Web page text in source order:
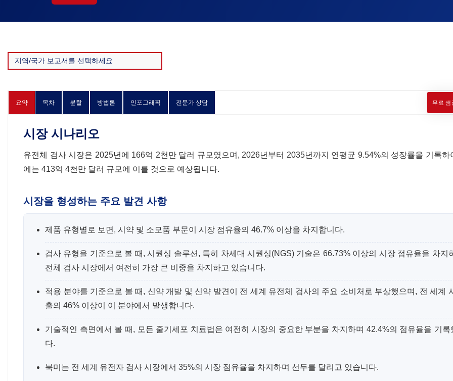
요약 목차 분할 방법론 인포그래픽 전문가 상담 무료 샘
시장 시나리오
유전체 검사 시장은 2025년에 166억 2천만 달러 규모였으며, 2026년부터 2035년까지 연평균 9.54%의 성장률을 기록하
에는 413억 4천만 달러 규모에 이를 것으로 예상됩니다.
시장을 형성하는 주요 발견 사항
제품 유형별로 보면, 시약 및 소모품 부문이 시장 점유율의 46.7% 이상을 차지합니다.
검사 유형을 기준으로 볼 때, 시퀀싱 솔루션, 특히 차세대 시퀀싱(NGS) 기술은 66.73% 이상의 시장 점유율을 차지
전체 검사 시장에서 여전히 가장 큰 비중을 차지하고 있습니다.
적용 분야를 기준으로 볼 때, 신약 개발 및 신약 발견이 전 세계 유전체 검사의 주요 소비처로 부상했으며, 전 세계
출의 46% 이상이 이 분야에서 발생합니다.
기술적인 측면에서 볼 때, 모든 줄기세포 치료법은 여전히 ​​시장의 중요한 부분을 차지하며 42.4%의 점유율을 기록
다.
북미는 전 세계 유전자 검사 시장에서 35%의 시장 점유율을 차지하며 선두를 달리고 있습니다.